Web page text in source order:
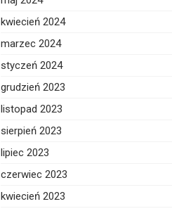
kwiecień 2024
marzec 2024
styczeń 2024
grudzień 2023
listopad 2023
sierpień 2023
lipiec 2023
czerwiec 2023
kwiecień 2023